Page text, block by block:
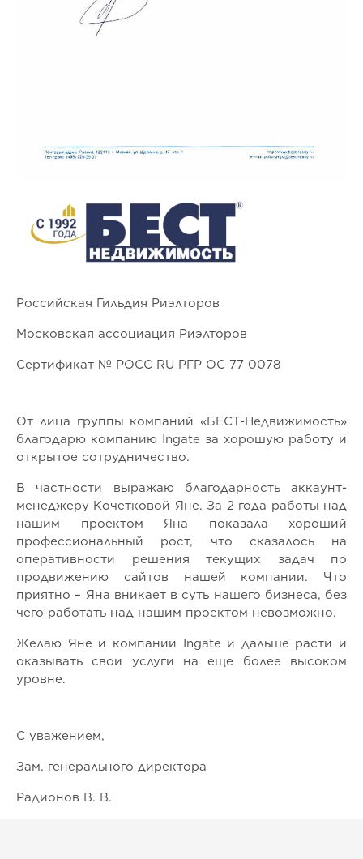
Российская Гильдия Риэлторов
Московская ассоциация Риэлторов
Сертификат № РОСС RU РГР ОС 77 0078
От лица группы компаний «БЕСТ-Недвижимость»
благодарю компанию Ingate за хорошую работу и
открытое сотрудничество.
В частности выражаю благодарность аккаунт-
менеджеру Кочетковой Яне. За 2 года работы над
нашим проектом Яна показала хороший
профессиональный рост, что сказалось на
оперативности решения текущих задач по
продвижению сайтов нашей компании. Что
приятно – Яна вникает в суть нашего бизнеса, без
чего работать над нашим проектом невозможно.
Желаю Яне и компании Ingate и дальше расти и
оказывать свои услуги на еще более высоком
уровне.
С уважением,
Зам. генерального директора
Радионов В. В.